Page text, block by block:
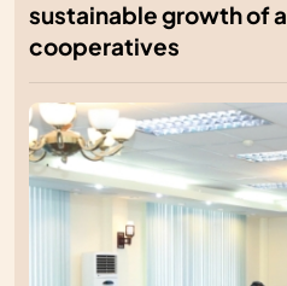
sustainable growth of
cooperatives